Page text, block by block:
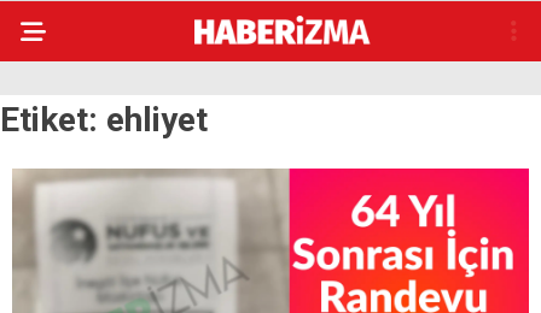
Etiket: ehliyet